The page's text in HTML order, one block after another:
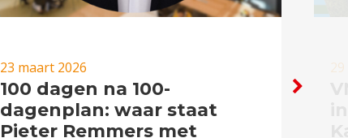
23 maart 2026
100 dagen na 100-
dagenplan: waar staat
Pieter Remmers met